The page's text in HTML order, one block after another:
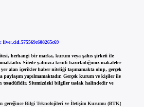
live:.cid.575569c608265c69
herhangi bir marka, kurum veya şahıs şirketi ile
Sitede yalnızca kendi hazırladığımız makaleler
alan içerikler haber niteliği taşımamakta olup, gerçek
yapılmamaktadır. Gerçek kurum ve kişiler ile
tesadüfidir. Sitemizdeki bilgiler taslak halindedir ve
gereğince Bilgi Teknolojileri ve İletişim Kurumu (BTK)